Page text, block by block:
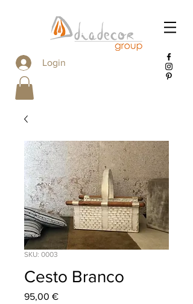
Login
SKU: 0003
Cesto Branco
95,00 €Preço